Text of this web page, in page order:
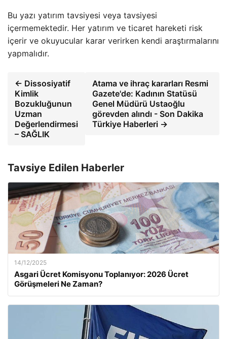
Bu yazı yatırım tavsiyesi veya tavsiyesi
içermemektedir. Her yatırım ve ticaret hareketi risk
içerir ve okuyucular karar verirken kendi araştırmalarını
yapmalıdır.
← Dissosiyatif
Kimlik
Bozukluğunun
Uzman
Değerlendirmesi
– SAĞLIK
Atama ve ihraç kararları Resmi
Gazete'de: Kadının Statüsü
Genel Müdürü Ustaoğlu
görevden alındı ​​- Son Dakika
Türkiye Haberleri →
Tavsiye Edilen Haberler
14/12/2025
Asgari Ücret Komisyonu Toplanıyor: 2026 Ücret
Görüşmeleri Ne Zaman?